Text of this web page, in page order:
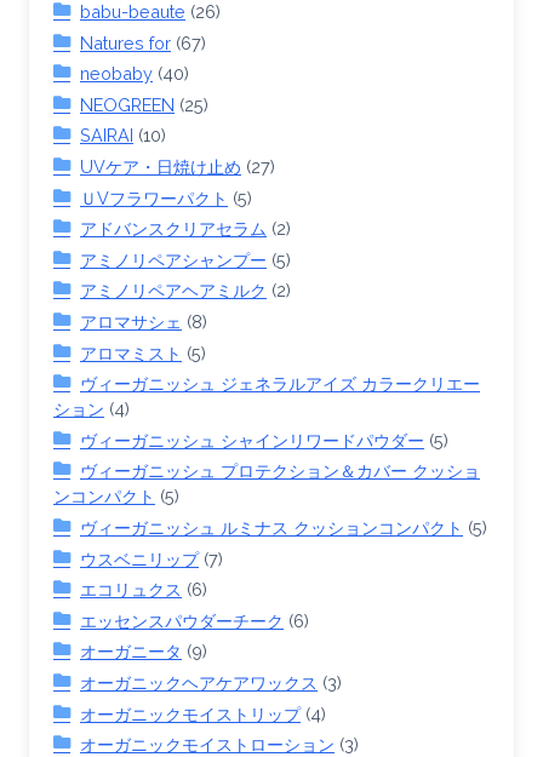
babu-beaute (26)
Natures for (67)
neobaby (40)
NEOGREEN (25)
SAIRAI (10)
UVケア・日焼け止め (27)
ＵVフラワーパクト (5)
アドバンスクリアセラム (2)
アミノリペアシャンプー (5)
アミノリペアヘアミルク (2)
アロマサシェ (8)
アロマミスト (5)
ヴィーガニッシュ ジェネラルアイズ カラークリエー
ション (4)
ヴィーガニッシュ シャインリワードパウダー (5)
ヴィーガニッシュ プロテクション＆カバー クッショ
ンコンパクト (5)
ヴィーガニッシュ ルミナス クッションコンパクト (5)
ウスベニリップ(7)
エコリュクス (6)
エッセンスパウダーチーク (6)
オーガニータ (9)
オーガニックヘアケアワックス (3)
オーガニックモイストリップ(4)
オーガニックモイストローション (3)